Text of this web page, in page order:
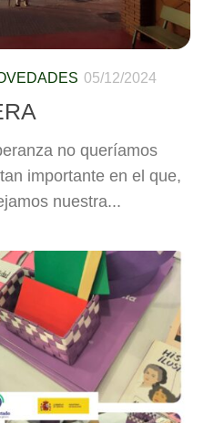
05/12/2024
no queríamos
importante en el que,
nuestra...